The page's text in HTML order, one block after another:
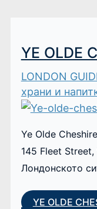
YE OLDE
LONDON
храни и
Ye Olde
145 Fleet
Лондонското
YE OLDE